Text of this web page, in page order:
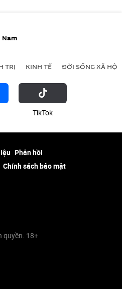
Nam
TRỊ KINH TẾ ĐỜI SỐNG XÃ HỘI
ТikТоk
Phản hồi
Chính sách bảo mật
quyền. 18+